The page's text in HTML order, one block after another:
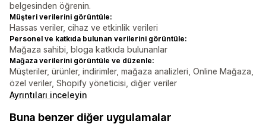
belgesinden öğrenin.
Müşteri verilerini görüntüle:
Hassas veriler, cihaz ve etkinlik verileri
Personel ve katkıda bulunan verilerini görüntüle:
Mağaza sahibi, bloga katkıda bulunanlar
Mağaza verilerini görüntüle ve düzenle:
Müşteriler, ürünler, indirimler, mağaza analizleri, Online Mağaza,
özel veriler, Shopify yöneticisi, diğer veriler
Ayrıntıları inceleyin
Buna benzer diğer uygulamalar